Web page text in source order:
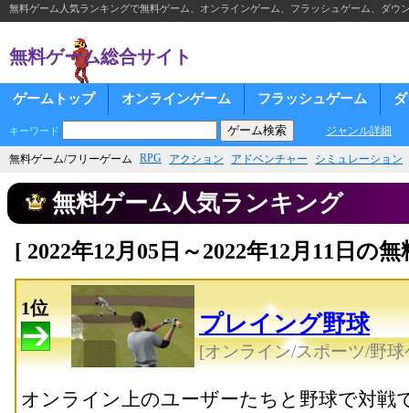
無料ゲーム人気ランキングで無料ゲーム、オンラインゲーム、フラッシュゲーム、ダウ
無料ゲーム総合サイト
ゲームトップ オンラインゲーム フラッシュゲーム
キーワード ジャンル詳細
無料ゲーム/フリーゲーム RPG アクション アドベンチャー シミュレーション
無料ゲーム人気ランキング
[ 2022年12月05日～2022年12月11日の
1位
プレイング野球
[オンライン/スポーツ/野
オンライン上のユーザーたちと野球で対戦